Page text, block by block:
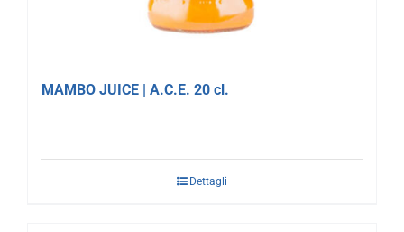
MAMBO JUICE | A.C.E. 20 cl.
Dettagli